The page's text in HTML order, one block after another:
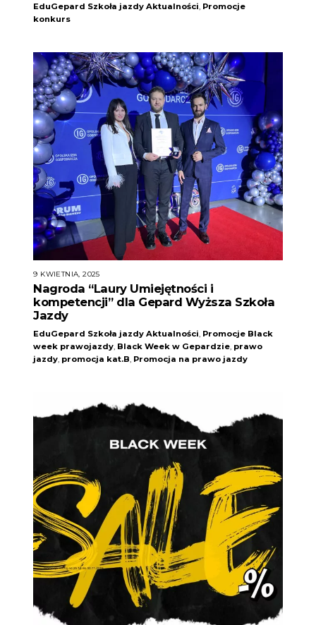
EduGepard Szkoła jazdy Aktualności Promocje
konkurs
9 KWIETNIA, 2025
Nagroda “Laury Umiejętności i
kompetencji” dla Gepard Wyższa Szkoła
Jazdy
EduGepard Szkoła jazdy Aktualności, Promocje Black
week prawojazdy, Black Week w Gepardzie, prawo
jazdy, promocja kat.B, Promocja na prawo jazdy